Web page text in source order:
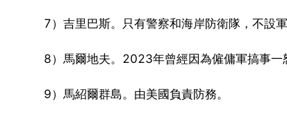
7）吉里巴斯。只有警察和海岸防衛隊，不設軍
8）馬爾地夫。2023年曾經因為僱傭軍搞事一
9）馬紹爾群島。由美國負責防務。